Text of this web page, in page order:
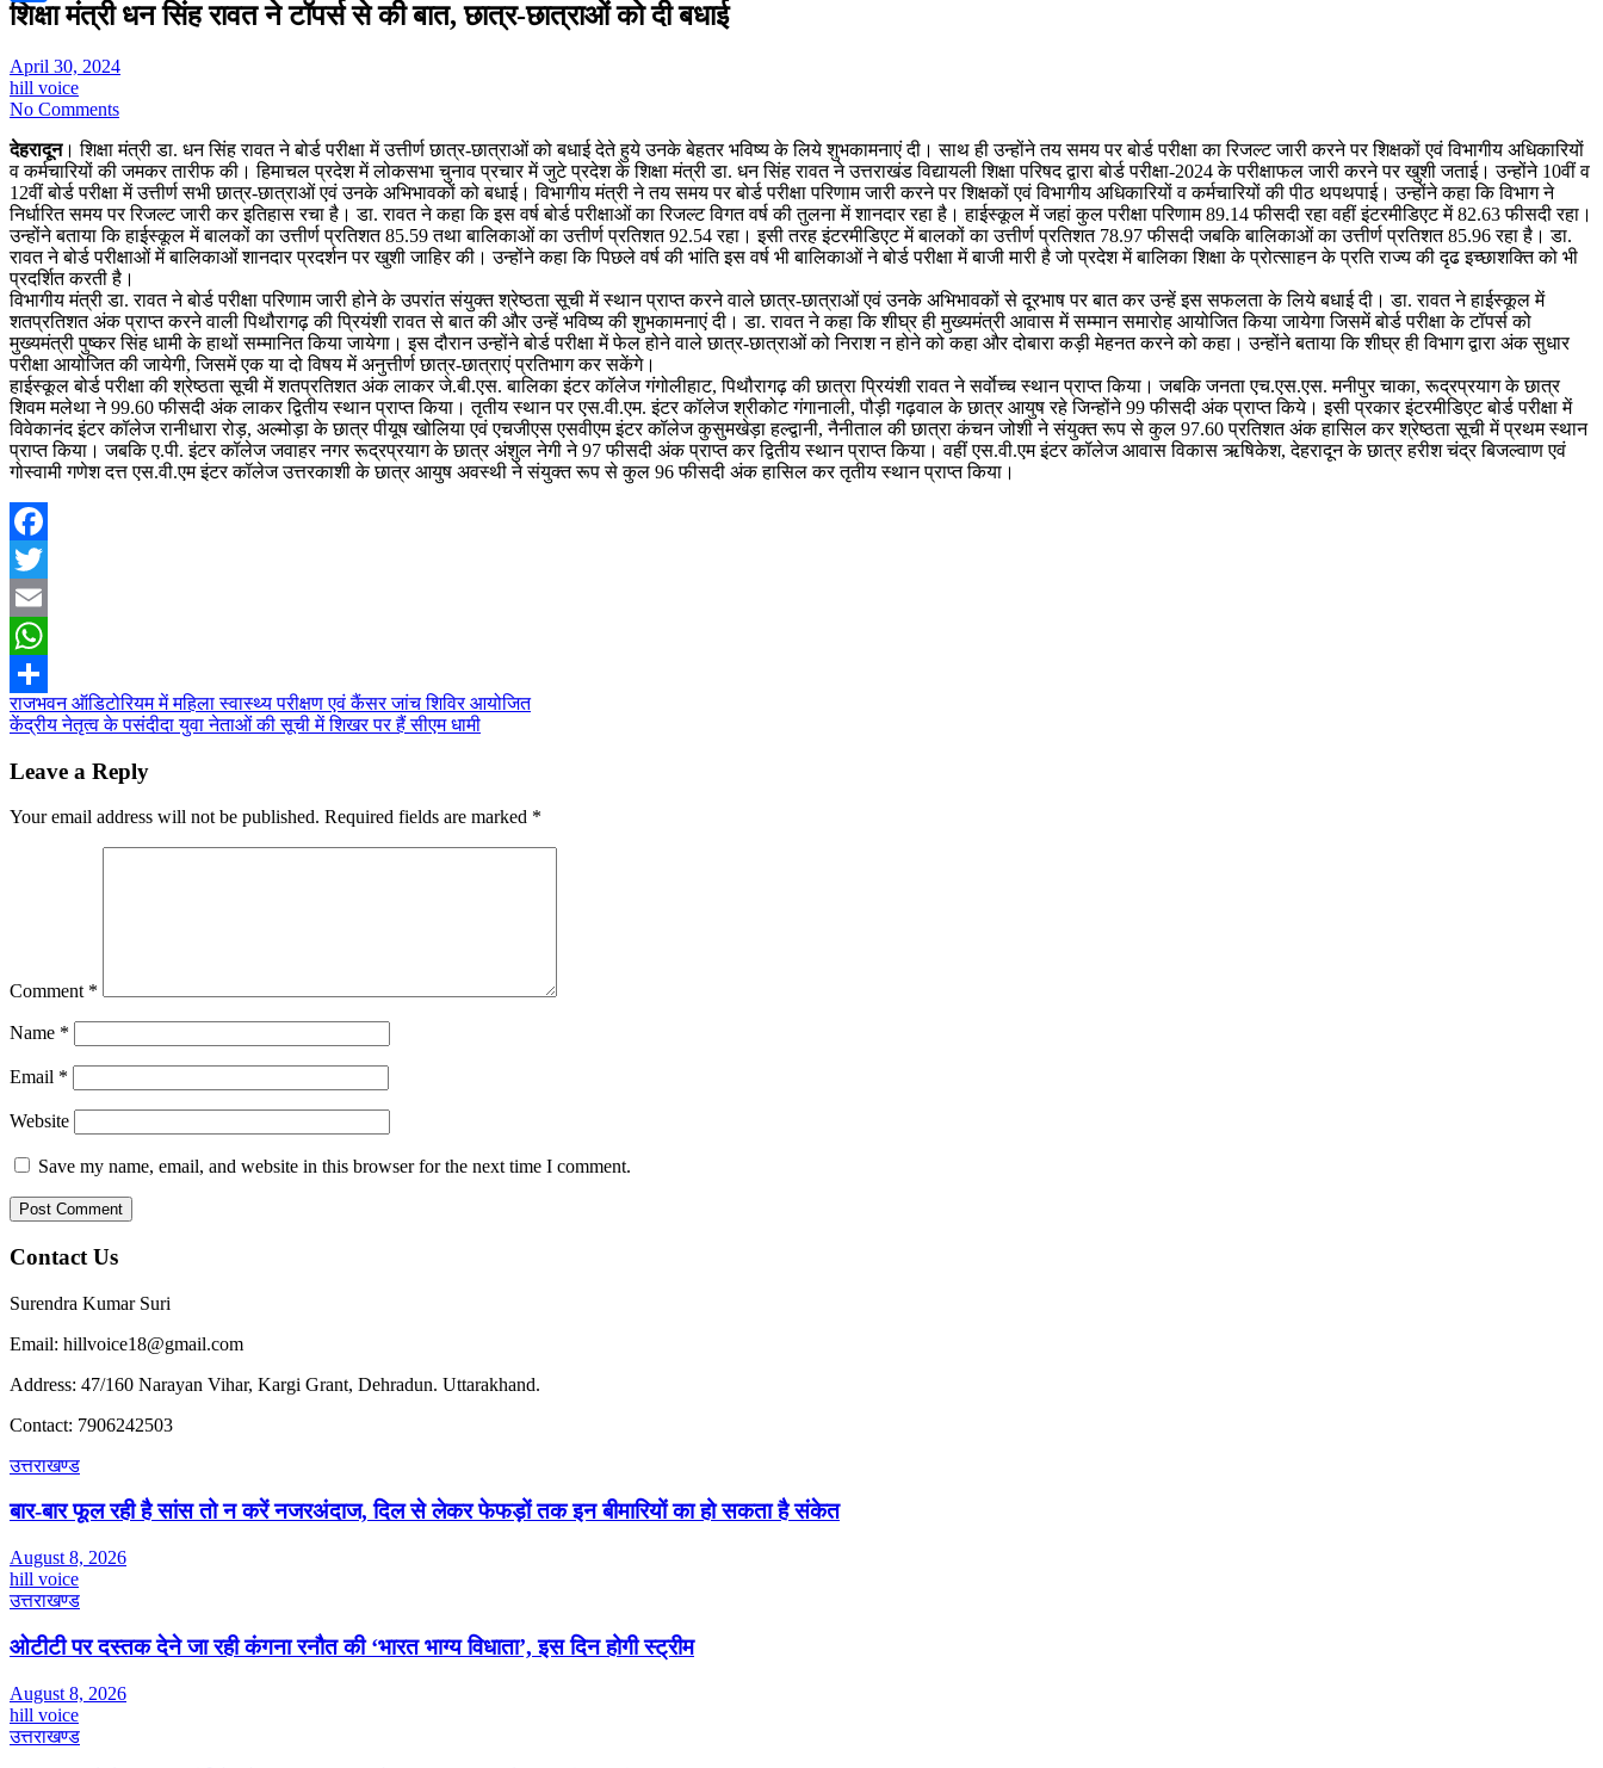
शिक्षा मंत्री धन सिंह रावत ने टॉपर्स से की बात, छात्र-छात्राओं को दी बधाई
April 30, 2024
hill voice
No Comments
देहरादून। शिक्षा मंत्री डा. धन सिंह रावत ने बोर्ड परीक्षा में उत्तीर्ण छात्र-छात्राओं को बधाई देते हुये उनके बेहतर भविष्य के लिये शुभकामनाएं दी। साथ ही उन्होंने तय समय पर बोर्ड परीक्षा का रिजल्ट जारी करने पर शिक्षकों एवं विभागीय अधिकारियों
व कर्मचारियों की जमकर तारीफ की। हिमाचल प्रदेश में लोकसभा चुनाव प्रचार में जुटे प्रदेश के शिक्षा मंत्री डा. धन सिंह रावत ने उत्तराखंड विद्यायली शिक्षा परिषद द्वारा बोर्ड परीक्षा-2024 के परीक्षाफल जारी करने पर खुशी जताई। उन्होंने 10वीं व
12वीं बोर्ड परीक्षा में उत्तीर्ण सभी छात्र-छात्राओं एवं उनके अभिभावकों को बधाई। विभागीय मंत्री ने तय समय पर बोर्ड परीक्षा परिणाम जारी करने पर शिक्षकों एवं विभागीय अधिकारियों व कर्मचारियों की पीठ थपथपाई। उन्होंने कहा कि विभाग ने
निर्धारित समय पर रिजल्ट जारी कर इतिहास रचा है। डा. रावत ने कहा कि इस वर्ष बोर्ड परीक्षाओं का रिजल्ट विगत वर्ष की तुलना में शानदार रहा है। हाईस्कूल में जहां कुल परीक्षा परिणाम 89.14 फीसदी रहा वहीं इंटरमीडिएट में 82.63 फीसदी रहा।
उन्होंने बताया कि हाईस्कूल में बालकों का उत्तीर्ण प्रतिशत 85.59 तथा बालिकाओं का उत्तीर्ण प्रतिशत 92.54 रहा। इसी तरह इंटरमीडिएट में बालकों का उत्तीर्ण प्रतिशत 78.97 फीसदी जबकि बालिकाओं का उत्तीर्ण प्रतिशत 85.96 रहा है। डा.
रावत ने बोर्ड परीक्षाओं में बालिकाओं शानदार प्रदर्शन पर खुशी जाहिर की। उन्होंने कहा कि पिछले वर्ष की भांति इस वर्ष भी बालिकाओं ने बोर्ड परीक्षा में बाजी मारी है जो प्रदेश में बालिका शिक्षा के प्रोत्साहन के प्रति राज्य की दृढ इच्छाशक्ति को भी
प्रदर्शित करती है।
विभागीय मंत्री डा. रावत ने बोर्ड परीक्षा परिणाम जारी होने के उपरांत संयुक्त श्रेष्ठता सूची में स्थान प्राप्त करने वाले छात्र-छात्राओं एवं उनके अभिभावकों से दूरभाष पर बात कर उन्हें इस सफलता के लिये बधाई दी। डा. रावत ने हाईस्कूल में
शतप्रतिशत अंक प्राप्त करने वाली पिथौरागढ़ की प्रियंशी रावत से बात की और उन्हें भविष्य की शुभकामनाएं दी। डा. रावत ने कहा कि शीघ्र ही मुख्यमंत्री आवास में सम्मान समारोह आयोजित किया जायेगा जिसमें बोर्ड परीक्षा के टॉपर्स को
मुख्यमंत्री पुष्कर सिंह धामी के हाथों सम्मानित किया जायेगा। इस दौरान उन्होंने बोर्ड परीक्षा में फेल होने वाले छात्र-छात्राओं को निराश न होने को कहा और दोबारा कड़ी मेहनत करने को कहा। उन्होंने बताया कि शीघ्र ही विभाग द्वारा अंक सुधार
परीक्षा आयोजित की जायेगी, जिसमें एक या दो विषय में अनुत्तीर्ण छात्र-छात्राएं प्रतिभाग कर सकेंगे।
हाईस्कूल बोर्ड परीक्षा की श्रेष्ठता सूची में शतप्रतिशत अंक लाकर जे.बी.एस. बालिका इंटर कॉलेज गंगोलीहाट, पिथौरागढ़ की छात्रा प्रियंशी रावत ने सर्वाेच्च स्थान प्राप्त किया। जबकि जनता एच.एस.एस. मनीपुर चाका, रूद्रप्रयाग के छात्र
शिवम मलेथा ने 99.60 फीसदी अंक लाकर द्वितीय स्थान प्राप्त किया। तृतीय स्थान पर एस.वी.एम. इंटर कॉलेज श्रीकोट गंगानाली, पौड़ी गढ़वाल के छात्र आयुष रहे जिन्होंने 99 फीसदी अंक प्राप्त किये। इसी प्रकार इंटरमीडिएट बोर्ड परीक्षा में
विवेकानंद इंटर कॉलेज रानीधारा रोड़, अल्मोड़ा के छात्र पीयूष खोलिया एवं एचजीएस एसवीएम इंटर कॉलेज कुसुमखेड़ा हल्द्वानी, नैनीताल की छात्रा कंचन जोशी ने संयुक्त रूप से कुल 97.60 प्रतिशत अंक हासिल कर श्रेष्ठता सूची में प्रथम स्थान
प्राप्त किया। जबकि ए.पी. इंटर कॉलेज जवाहर नगर रूद्रप्रयाग के छात्र अंशुल नेगी ने 97 फीसदी अंक प्राप्त कर द्वितीय स्थान प्राप्त किया। वहीं एस.वी.एम इंटर कॉलेज आवास विकास ऋषिकेश, देहरादून के छात्र हरीश चंद्र बिजल्वाण एवं
गोस्वामी गणेश दत्त एस.वी.एम इंटर कॉलेज उत्तरकाशी के छात्र आयुष अवस्थी ने संयुक्त रूप से कुल 96 फीसदी अंक हासिल कर तृतीय स्थान प्राप्त किया।
Facebook
Twitter
Email
WhatsApp
Share
Post
navigation
राजभवन ऑडिटोरियम में महिला स्वास्थ्य परीक्षण एवं कैंसर जांच शिविर आयोजित
केंद्रीय नेतृत्व के पसंदीदा युवा नेताओं की सूची में शिखर पर हैं सीएम धामी
Leave a Reply
Your email address will not be published. Required fields are marked *
Comment *
Name *
Email *
Website
Save my name, email, and website in this browser for the next time I comment.
Contact Us
Surendra Kumar Suri
Email: hillvoice18@gmail.com
Address: 47/160 Narayan Vihar, Kargi Grant, Dehradun. Uttarakhand.
Contact: 7906242503
उत्तराखण्ड
बार-बार फूल रही है सांस तो न करें नजरअंदाज, दिल से लेकर फेफड़ों तक इन बीमारियों का हो सकता है संकेत
August 8, 2026
hill voice
उत्तराखण्ड
ओटीटी पर दस्तक देने जा रही कंगना रनौत की ‘भारत भाग्य विधाता’, इस दिन होगी स्ट्रीम
August 8, 2026
hill voice
उत्तराखण्ड
Share